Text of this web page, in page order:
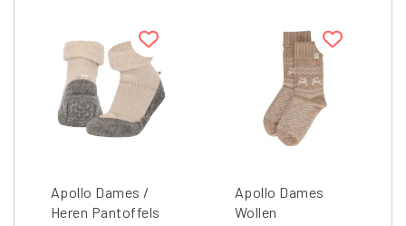
Apollo Dames /
Heren Pantoffels
Apollo Dames
Wollen